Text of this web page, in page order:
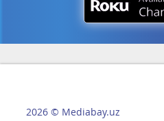
2026 © Mediabay.uz